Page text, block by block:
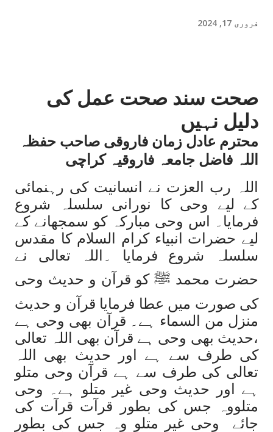
فروری 17, 2024
صحت سند صحت عمل کی
دلیل نہیں
محترم عادل زمان فاروقی صاحب حفظہ
اللہ فاضل جامعہ فاروقیہ کراچی
اللہ رب العزت نے انسانیت کی رہنمائی
کے لیے وحی کا نورانی سلسلہ شروع
فرمایا۔ اس وحی مبارکہ کو سمجھانے کے
لیے حضرات انبیاء کرام السلام کا مقدس
سلسلہ شروع فرمایا ۔اللہ تعالی نے
حضرت محمد ﷺ کو قرآن و حدیث وحی
کی صورت میں عطا فرمایا قرآن و حدیث
منزل من السماء ہے۔ قرآن بھی وحی ہے
،حدیث بھی وحی ہے قرآن بھی اللہ تعالی
کی طرف سے ہے اور حدیث بھی اللہ
تعالی کی طرف سے ہے قرآن وحی متلو
ہے اور حدیث وحی غیر متلو ہے۔ وحی
متلووہ جس کی بطور قرآت قرآت کی
جائے وحی غیر متلو وہ جس کی بطور